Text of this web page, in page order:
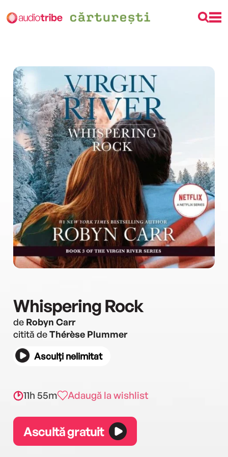
Whispering Rock
de Robyn Carr
citită deThérèse Plummer
Asculți nelimitat
11h 55m Adaugă la wishlist
Ascultă gratuit